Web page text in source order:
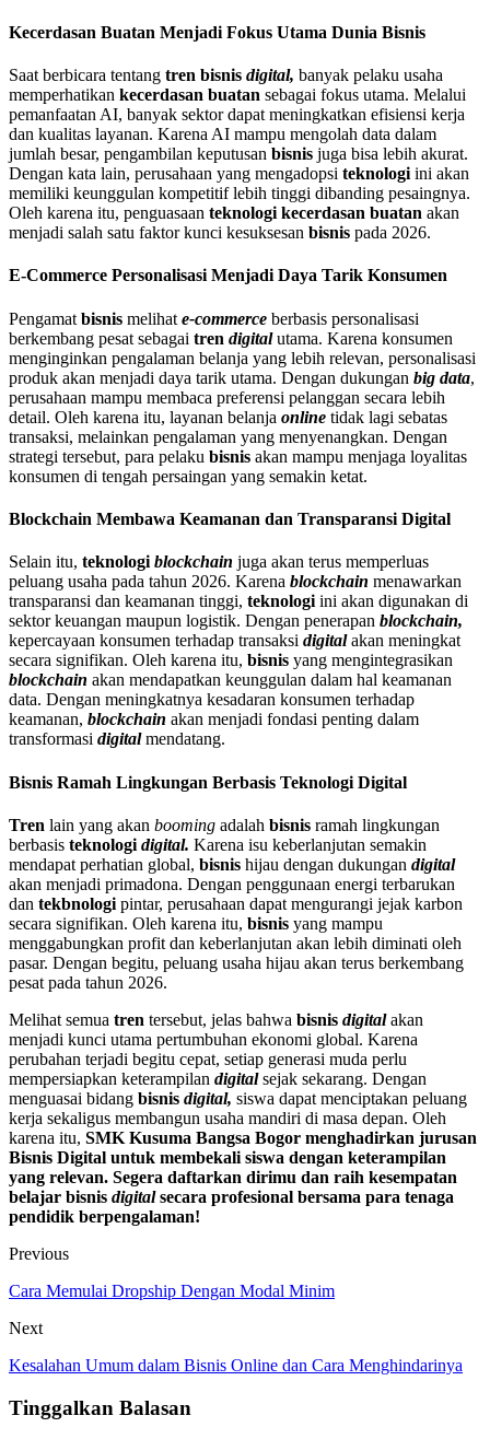
Kecerdasan Buatan Menjadi Fokus Utama Dunia Bisnis
Saat berbicara tentang tren bisnis digital, banyak pelaku usaha
memperhatikan kecerdasan buatan sebagai fokus utama. Melalui
pemanfaatan AI, banyak sektor dapat meningkatkan efisiensi kerja
dan kualitas layanan. Karena AI mampu mengolah data dalam
jumlah besar, pengambilan keputusan bisnis juga bisa lebih akurat.
Dengan kata lain, perusahaan yang mengadopsi teknologi ini akan
memiliki keunggulan kompetitif lebih tinggi dibanding pesaingnya.
Oleh karena itu, penguasaan teknologi kecerdasan buatan akan
menjadi salah satu faktor kunci kesuksesan bisnis pada 2026.
E-Commerce Personalisasi Menjadi Daya Tarik Konsumen
Pengamat bisnis melihat e-commerce berbasis personalisasi
berkembang pesat sebagai tren digitalutama. Karena konsumen
menginginkan pengalaman belanja yang lebih relevan, personalisasi
produk akan menjadi daya tarik utama. Dengan dukungan big data,
perusahaan mampu membaca preferensi pelanggan secara lebih
detail. Oleh karena itu, layanan belanja online tidak lagi sebatas
transaksi, melainkan pengalaman yang menyenangkan. Dengan
strategi tersebut, para pelaku bisnis akan mampu menjaga loyalitas
konsumen di tengah persaingan yang semakin ketat.
Blockchain Membawa Keamanan dan Transparansi Digital
Selain itu, teknologi blockchain juga akan terus memperluas
peluang usaha pada tahun 2026. Karena blockchain menawarkan
transparansi dan keamanan tinggi, teknologi ini akan digunakan di
sektor keuangan maupun logistik. Dengan penerapan blockchain,
kepercayaan konsumen terhadap transaksi digitalakan meningkat
secara signifikan. Oleh karena itu, bisnis yang mengintegrasikan
blockchain akan mendapatkan keunggulan dalam hal keamanan
data. Dengan meningkatnya kesadaran konsumen terhadap
keamanan, blockchain akan menjadi fondasi penting dalam
transformasi digitalmendatang.
Bisnis Ramah Lingkungan Berbasis Teknologi Digital
Tren lain yang akan booming adalah bisnis ramah lingkungan
berbasis teknologi digital. Karena isu keberlanjutan semakin
mendapat perhatian global, bisnis hijau dengan dukungan digital
akan menjadi primadona. Dengan penggunaan energi terbarukan
dan tekbnologi pintar, perusahaan dapat mengurangi jejak karbon
secara signifikan. Oleh karena itu, bisnis yang mampu
menggabungkan profit dan keberlanjutan akan lebih diminati oleh
pasar. Dengan begitu, peluang usaha hijau akan terus berkembang
pesat pada tahun 2026.
Melihat semua tren tersebut, jelas bahwa bisnis digitalakan
menjadi kunci utama pertumbuhan ekonomi global. Karena
perubahan terjadi begitu cepat, setiap generasi muda perlu
mempersiapkan keterampilan digitalsejak sekarang. Dengan
menguasai bidang bisnis digital, siswa dapat menciptakan peluang
kerja sekaligus membangun usaha mandiri di masa depan. Oleh
karena itu, SMK Kusuma Bangsa Bogor menghadirkan jurusan
Bisnis Digital untuk membekali siswa dengan keterampilan
yang relevan. Segera daftarkan dirimu dan raih kesempatan
belajar bisnis digitalsecara profesional bersama para tenaga
pendidik berpengalaman!
Previous
Cara Memulai Dropship Dengan Modal Minim
Next
Kesalahan Umum dalam Bisnis Online dan Cara Menghindarinya
Tinggalkan Balasan